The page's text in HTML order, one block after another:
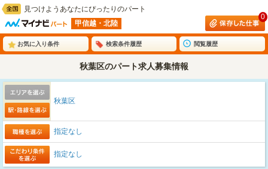
見つけようあなたにぴったりのパート
甲信越・北陸
0
お気に入り条件 検索条件履歴 閲覧履歴
秋葉区のパート求人募集情報
秋葉区
指定なし
指定なし